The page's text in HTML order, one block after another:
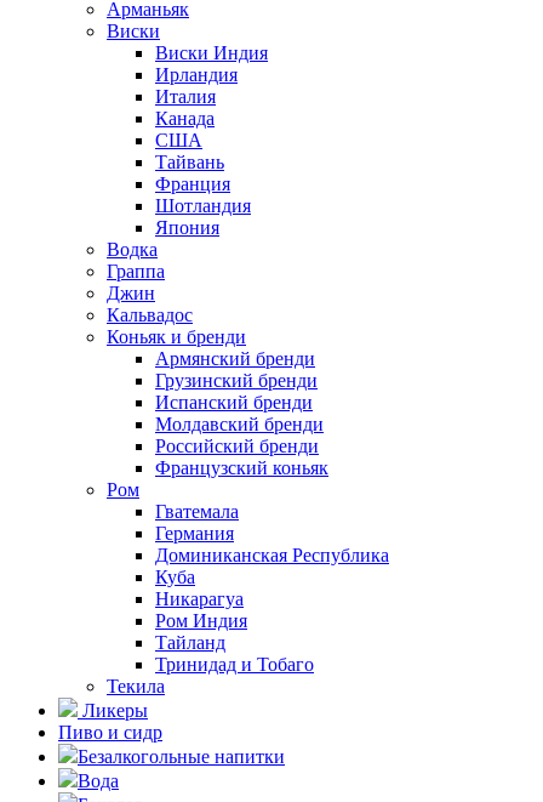
Арманьяк
Виски
Виски Индия
Ирландия
Италия
Канада
США
Тайвань
Франция
Шотландия
Япония
Водка
Граппа
Джин
Кальвадос
Коньяк и бренди
Армянский бренди
Грузинский бренди
Испанский бренди
Молдавский бренди
Российский бренди
Французский коньяк
Ром
Гватемала
Германия
Доминиканская Республика
Куба
Никарагуа
Ром Индия
Тайланд
Тринидад и Тобаго
Текила
Ликеры
Пиво и сидр
Безалкогольные напитки
Вода